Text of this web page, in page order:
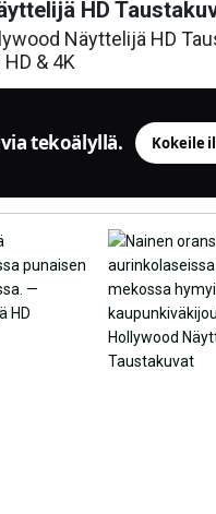
HD
Näyttelijä HD
& 4K
tekoälyllä. Kokeile